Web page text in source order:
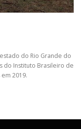
do Rio Grande do
do Instituto Brasileiro de
2019.